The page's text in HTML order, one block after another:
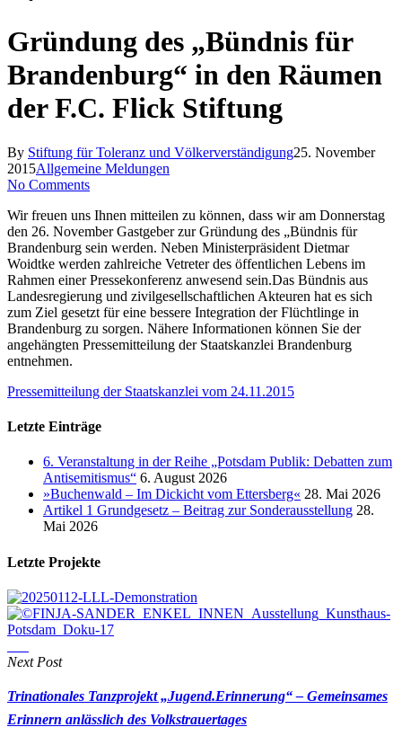
Gründung des „Bündnis für
Brandenburg“ in den Räumen
der F.C. Flick Stiftung
By Stiftung für Toleranz und Völkerverständigung25. November
2015Allgemeine Meldungen
No Comments
Wir freuen uns Ihnen mitteilen zu können, dass wir am Donnerstag
den 26. November Gastgeber zur Gründung des „Bündnis für
Brandenburg sein werden. Neben Ministerpräsident Dietmar
Woidtke werden zahlreiche Vetreter des öffentlichen Lebens im
Rahmen einer Pressekonferenz anwesend sein.Das Bündnis aus
Landesregierung und zivilgesellschaftlichen Akteuren hat es sich
zum Ziel gesetzt für eine bessere Integration der Flüchtlinge in
Brandenburg zu sorgen. Nähere Informationen können Sie der
angehängten Pressemitteilung der Staatskanzlei Brandenburg
entnehmen.
Pressemitteilung der Staatskanzlei vom 24.11.2015
Letzte Einträge
6. Veranstaltung in der Reihe „Potsdam Publik: Debatten zum
Antisemitismus“ 6. August 2026
»Buchenwald – Im Dickicht vom Ettersberg« 28. Mai 2026
Artikel 1 Grundgesetz – Beitrag zur Sonderausstellung 28.
Mai 2026
Letzte Projekte
Next Post
Trinationales Tanzprojekt „Jugend.Erinnerung“ – Gemeinsames
Erinnern anlässlich des Volkstrauertages